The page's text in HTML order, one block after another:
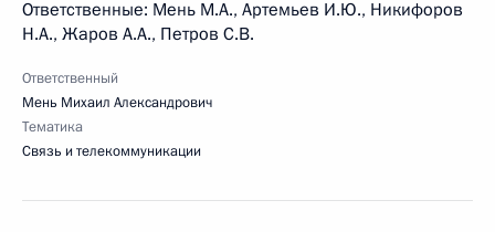
Ответственные: Мень М.А., Артемьев И.Ю., Никифоров
Н.А., Жаров А.А., Петров С.В.
Ответственный
Мень Михаил Александрович
Тематика
Связь и телекоммуникации